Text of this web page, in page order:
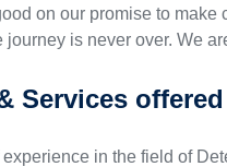
on our promise to
journey is never over. We
Services
in the field of